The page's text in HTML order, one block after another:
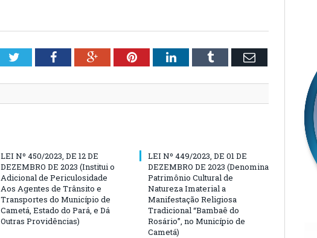
TwitterFacebookGoogle+PinterestLinkedInTumblr Email
LEI Nº 450/2023, DE 12 DE
DEZEMBRO DE 2023 (Institui o
Adicional de Periculosidade
Aos Agentes de Trânsito e
Transportes do Município de
Cametá, Estado do Pará, e Dá
Outras Providências)
LEI Nº 449/2023, DE 01 DE
DEZEMBRO DE 2023 (Denomina
Patrimônio Cultural de
Natureza Imaterial a
Manifestação Religiosa
Tradicional “Bambaê do
Rosário”, no Município de
Cametá)